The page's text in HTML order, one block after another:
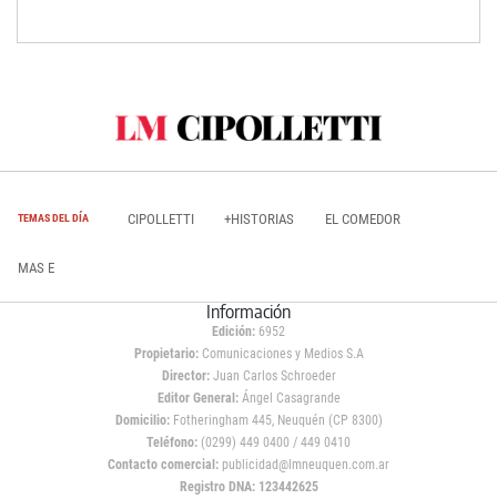
TEMAS DEL DÍA CIPOLLETTI +HISTORIAS EL COMEDOR
MAS E
Información
Edición: 6952
Propietario:Comunicaciones y Medios S.A
Director: Juan Carlos Schroeder
Editor General:Ángel Casagrande
Domicilio:Fotheringham 445, Neuquén (CP 8300)
Teléfono: (0299) 449 0400 / 449 0410
Contacto comercial: publicidad@lmneuquen.com.ar
Registro DNA: 123442625